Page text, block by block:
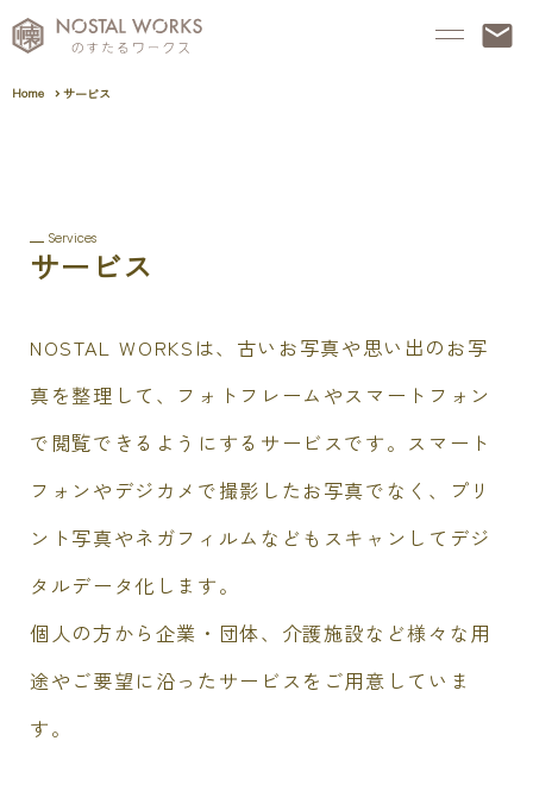
Home サービス
Services
サービス
NOSTAL WORKSは、古いお写真や思い出のお写
真を整理して、フォトフレームやスマートフォン
で閲覧できるようにするサービスです。スマート
フォンやデジカメで撮影したお写真でなく、プリ
ント写真やネガフィルムなどもスキャンしてデジ
タルデータ化します。
個人の方から企業・団体、介護施設など様々な用
途やご要望に沿ったサービスをご用意していま
す。